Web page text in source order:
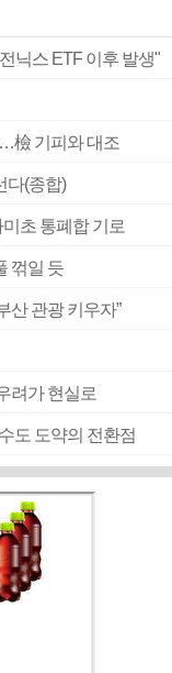
닉스 ETF 이후 발생"
…檢 기피와 대조
다(종합)
초 통폐합 기로
꺾일 듯
산 관광 키우자”
려가 현실로
도 도약의 전환점